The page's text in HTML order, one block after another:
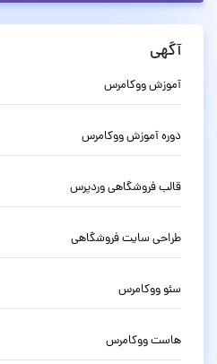
آگهی
آموزش ووکامرس
دوره آموزش ووکامرس
قالب فروشگاهی وردپرس
طراحی سایت فروشگاهی
سئو ووکامرس
هاست ووکامرس